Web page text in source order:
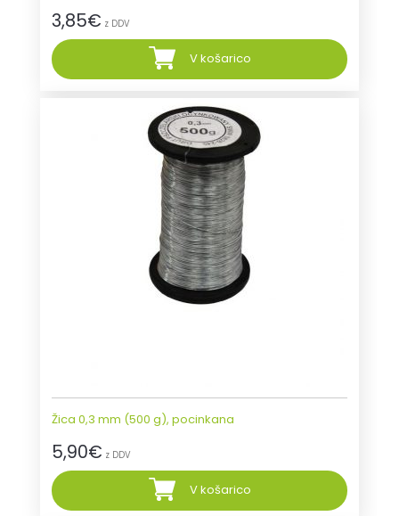
3,85€ z DDV
V košarico
Žica 0,3 mm (500 g), pocinkana
5,90€ z DDV
V košarico